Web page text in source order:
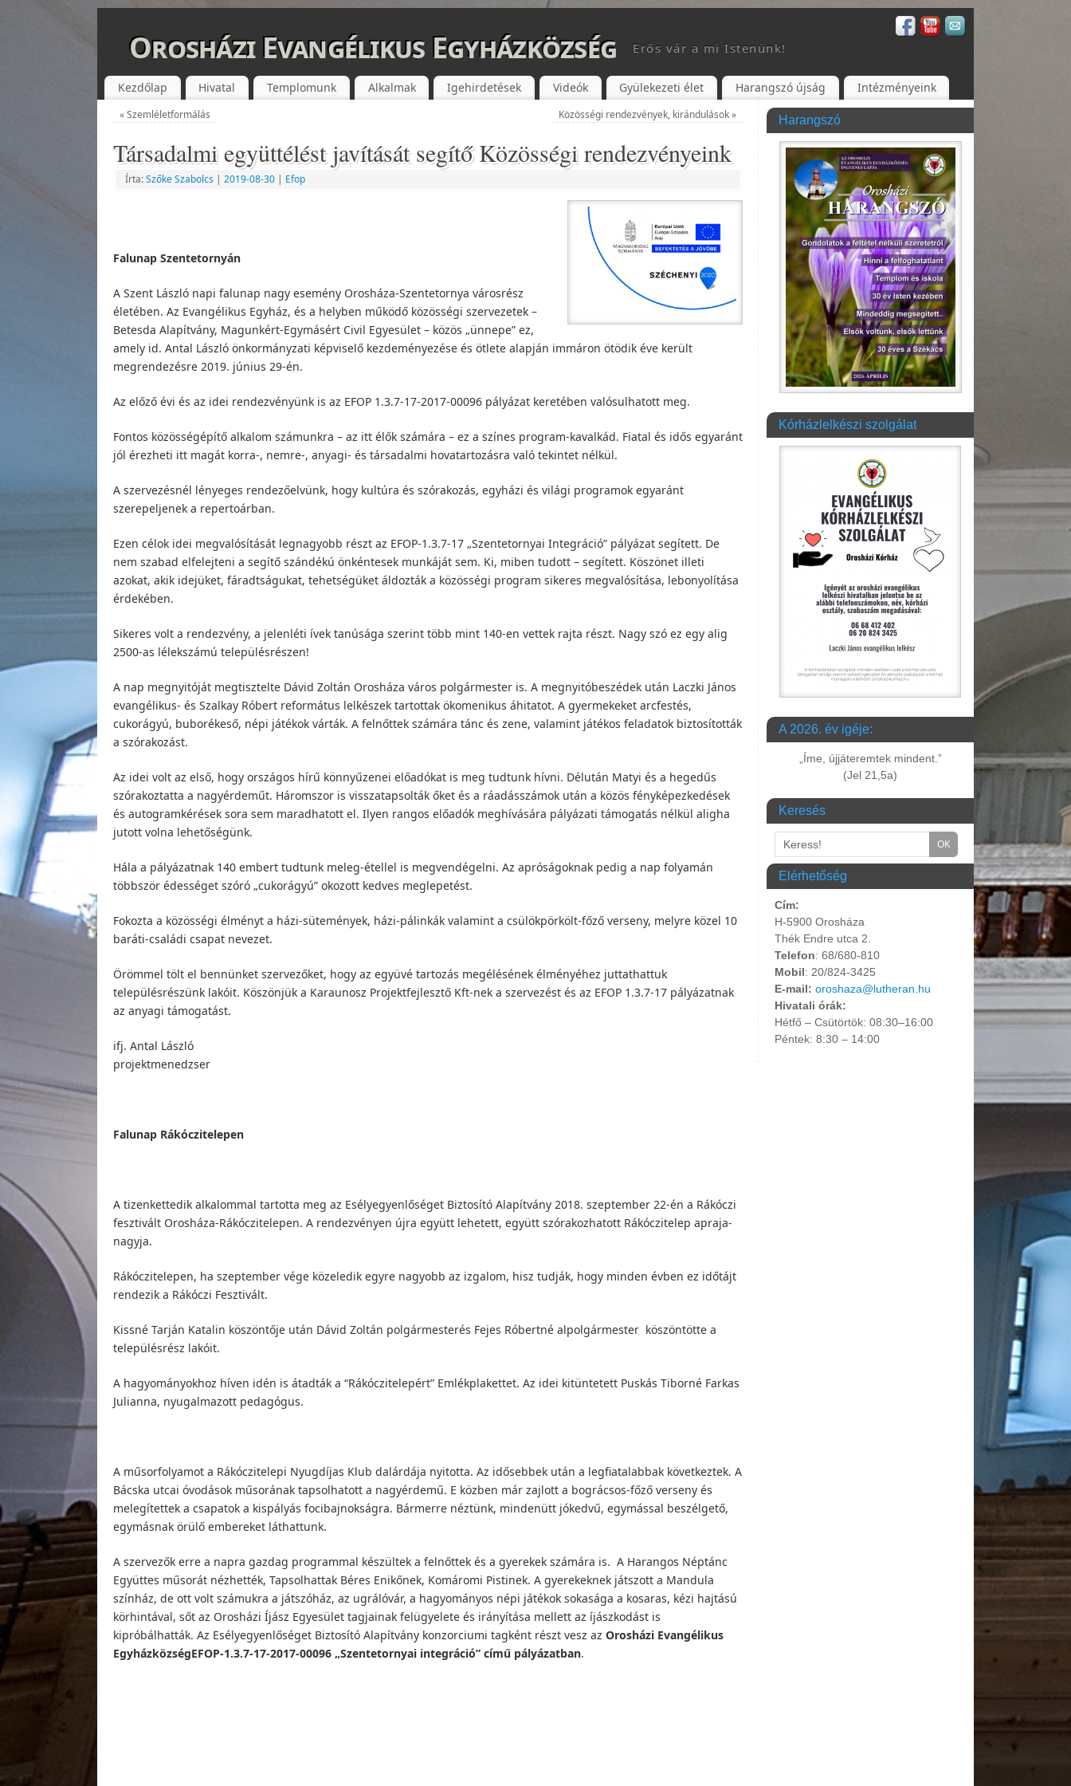
Orosházi Evangélikus Egyházközség Erős vár a mi Istenünk!
Kezdőlap Hivatal Templomunk Alkalmak Igehirdetések Videók Gyülekezeti élet Harangszó újság Intézményeink
«Szemléletformálás Közösségi rendezvények, kirándulások»
Társadalmi együttélést javítását segítő Közösségi rendezvényeink
Írta:Szőke Szabolcs | 2019-08-30 | Efop
Falunap Szentetornyán
A Szent László napi falunap nagy esemény Orosháza-Szentetornya városrész
életében. Az Evangélikus Egyház, és a helyben működő közösségi szervezetek –
Betesda Alapítvány, Magunkért-Egymásért Civil Egyesület – közös „ünnepe” ez,
amely id. Antal László önkormányzati képviselő kezdeményezése és ötlete alapján immáron ötödik éve került
megrendezésre 2019. június 29-én.
Az előző évi és az idei rendezvényünk is az EFOP 1.3.7‑17‑2017‑00096 pályázat keretében valósulhatott meg.
Fontos közösségépítő alkalom számunkra – az itt élők számára – ez a színes program-kavalkád. Fiatal és idős egyaránt
jól érezheti itt magát korra-, nemre-, anyagi- és társadalmi hovatartozásra való tekintet nélkül.
A szervezésnél lényeges rendezőelvünk, hogy kultúra és szórakozás, egyházi és világi programok egyaránt
szerepeljenek a repertoárban.
Ezen célok idei megvalósítását legnagyobb részt az EFOP-1.3.7-17 „Szentetornyai Integráció” pályázat segített. De
nem szabad elfelejteni a segítő szándékú önkéntesek munkáját sem. Ki, miben tudott – segített. Köszönet illeti
azokat, akik idejüket, fáradtságukat, tehetségüket áldozták a közösségi program sikeres megvalósítása, lebonyolítása
érdekében.
Sikeres volt a rendezvény, a jelenléti ívek tanúsága szerint több mint 140-en vettek rajta részt. Nagy szó ez egy alig
2500-as lélekszámú településrészen!
A nap megnyitóját megtisztelte Dávid Zoltán Orosháza város polgármester is. A megnyitóbeszédek után Laczki János
evangélikus- és Szalkay Róbert református lelkészek tartottak ökomenikus áhitatot. A gyermekeket arcfestés,
cukorágyú, buborékeső, népi játékok várták. A felnőttek számára tánc és zene, valamint játékos feladatok biztosították
a szórakozást.
Az idei volt az első, hogy országos hírű könnyűzenei előadókat is meg tudtunk hívni. Délután Matyi és a hegedűs
szórakoztatta a nagyérdeműt. Háromszor is visszatapsolták őket és a ráadásszámok után a közös fényképezkedések
és autogramkérések sora sem maradhatott el. Ilyen rangos előadók meghívására pályázati támogatás nélkül aligha
jutott volna lehetőségünk.
Hála a pályázatnak 140 embert tudtunk meleg-étellel is megvendégelni. Az apróságoknak pedig a nap folyamán
többször édességet szóró „cukorágyú” okozott kedves meglepetést.
Fokozta a közösségi élményt a házi-sütemények, házi-pálinkák valamint a csülökpörkölt-főző verseny, melyre közel 10
baráti-családi csapat nevezet.
Örömmel tölt el bennünket szervezőket, hogy az együvé tartozás megélésének élményéhez juttathattuk
településrészünk lakóit. Köszönjük a Karaunosz Projektfejlesztő Kft-nek a szervezést és az EFOP 1.3.7-17 pályázatnak
az anyagi támogatást.
ifj. Antal László
projektmenedzser
Falunap Rákóczitelepen
A tizenkettedik alkalommal tartotta meg az Esélyegyenlőséget Biztosító Alapítvány 2018. szeptember 22-én a Rákóczi
fesztivált Orosháza-Rákóczitelepen. A rendezvényen újra együtt lehetett, együtt szórakozhatott Rákóczitelep apraja-
nagyja.
Rákóczitelepen, ha szeptember vége közeledik egyre nagyobb az izgalom, hisz tudják, hogy minden évben ez időtájt
rendezik a Rákóczi Fesztivált.
Kissné Tarján Katalin köszöntője után Dávid Zoltán polgármesterés Fejes Róbertné alpolgármester köszöntötte a
településrész lakóit.
A hagyományokhoz híven idén is átadták a “Rákóczitelepért” Emlékplakettet. Az idei kitüntetett Puskás Tiborné Farkas
Julianna, nyugalmazott pedagógus.
A műsorfolyamot a Rákóczitelepi Nyugdíjas Klub dalárdája nyitotta. Az idősebbek után a legfiatalabbak következtek. A
Bácska utcai óvodások műsorának tapsolhatott a nagyérdemű. E közben már zajlott a bográcsos-főző verseny és
melegítettek a csapatok a kispályás focibajnokságra. Bármerre néztünk, mindenütt jókedvű, egymással beszélgető,
egymásnak örülő embereket láthattunk.
A szervezők erre a napra gazdag programmal készültek a felnőttek és a gyerekek számára is. A Harangos Néptánc
Együttes műsorát nézhették, Tapsolhattak Béres Enikőnek, Komáromi Pistinek. A gyerekeknek játszott a Mandula
színház, de ott volt számukra a játszóház, az ugrálóvár, a hagyományos népi játékok sokasága a kosaras, kézi hajtású
körhintával, sőt az Orosházi Íjász Egyesület tagjainak felügyelete és irányítása mellett az íjászkodást is
kipróbálhatták. Az Esélyegyenlőséget Biztosító Alapítvány konzorciumi tagként részt vesz az Orosházi Evangélikus
EgyházközségEFOP-1.3.7-17-2017-00096 „Szentetornyai integráció” című pályázatban.
Harangszó
Kórházlelkészi szolgálat
A 2026. év igéje:
„Íme, újjáteremtek mindent.”
(Jel 21,5a)
Keresés
Elérhetőség
Cím:
H-5900 Orosháza
Thék Endre utca 2.
Telefon: 68/680-810
Mobil: 20/824-3425
E-mail: oroshaza@lutheran.hu
Hivatali órák:
Hétfő – Csütörtök: 08:30–16:00
Péntek: 8:30 – 14:00